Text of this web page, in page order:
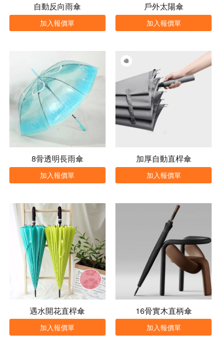
自動反向雨傘
加入報價單
戶外太陽傘
加入報價單
8骨透明長雨傘
加入報價單
加厚自動直桿傘
加入報價單
遇水開花直桿傘
加入報價單
16骨實木直柄傘
加入報價單